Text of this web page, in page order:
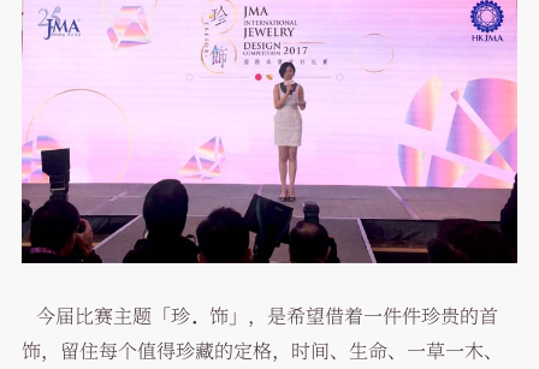
今届比赛主题「珍．饰」，是希望借着一件件珍贵的首
饰，留住每个值得珍藏的定格，时间、生命、一草一木、